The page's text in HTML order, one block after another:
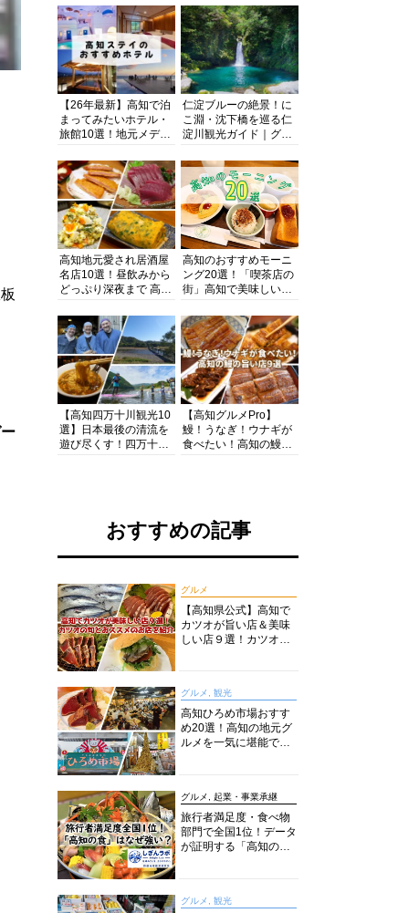
浴にキャンプまで透明
度抜群の海の楽園を徹
底紹介
【26年最新】高知で泊
まってみたいホテル・
旅館10選！地元メディ
厳選
仁淀ブルーの絶景！に
こ淵・沈下橋を巡る仁
淀川観光ガイド｜グル
まで完全網羅！
高知地元愛され居酒屋
名店10選！昼飲みから
どっぷり深夜まで 高知
知グルメPro】
高知のおすすめモーニ
ング20選！「喫茶店の
街」高知で美味しい喫
グをいただきます！
【高知四万十川観光10
選】日本最後の清流を
遊び尽くす！四万十川
【高知グルメPro】
鰻！うなぎ！ウナギが
食べたい！高知の鰻の
おすすめの記事
グルメ
【高知県公式】高知で
カツオが旨い店＆美味
しい店９選！カツオの
グルメ, 観光
高知ひろめ市場おすす
め20選！高知の地元グ
ルメを一気に堪能でき
グルメ, 起業・事業承継
旅行者満足度・食べ物
部門で全国1位！データ
が証明する「高知の
グルメ, 観光